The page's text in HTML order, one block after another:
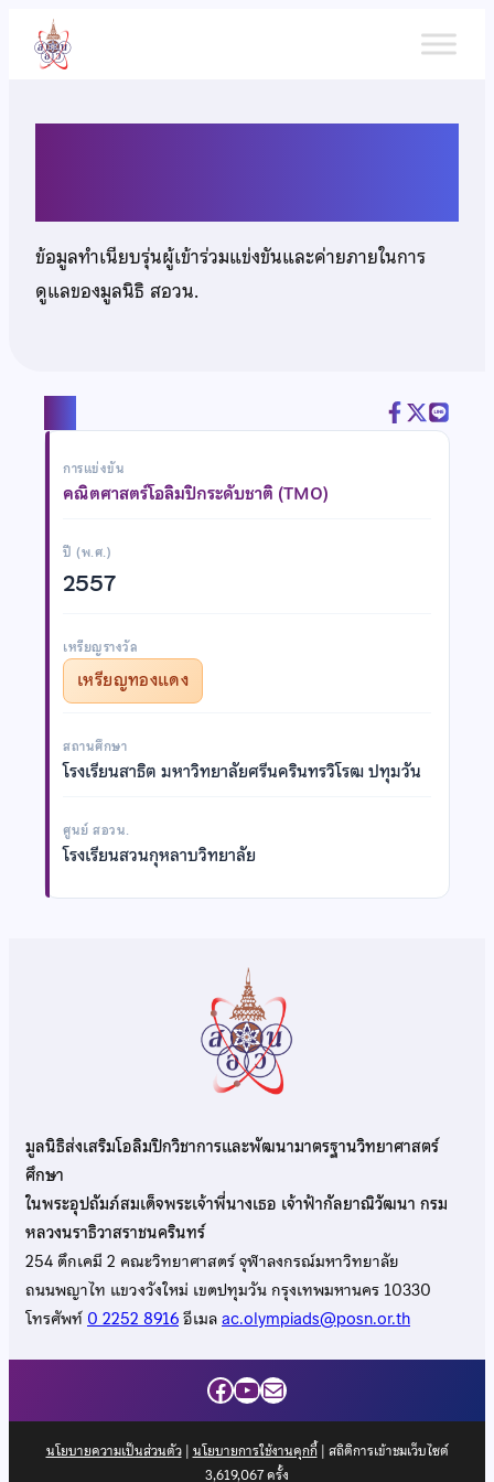
เนื้อหา
ข้อมูลทำเนียบรุ่นผู้เข้าร่วมแข่งขันและค่ายภายในการ
ดูแลของมูลนิธิ สอวน.
การแข่งขัน
คณิตศาสตร์โอลิมปิกระดับชาติ (TMO)
ปี (พ.ศ.)
2557
เหรียญรางวัล
เหรียญทองแดง
สถานศึกษา
โรงเรียนสาธิต มหาวิทยาลัยศรีนครินทรวิโรฒ ปทุมวัน
ศูนย์ สอวน.
โรงเรียนสวนกุหลาบวิทยาลัย
มูลนิธิส่งเสริมโอลิมปิกวิชาการและพัฒนามาตรฐานวิทยาศาสตร์
ศึกษา
ในพระอุปถัมภ์สมเด็จพระเจ้าพี่นางเธอ เจ้าฟ้ากัลยาณิวัฒนา กรม
หลวงนราธิวาสราชนครินทร์
254 ตึกเคมี 2 คณะวิทยาศาสตร์ จุฬาลงกรณ์มหาวิทยาลัย
ถนนพญาไท แขวงวังใหม่ เขตปทุมวัน กรุงเทพมหานคร 10330
โทรศัพท์0 2252 8916อีเมลac.olympiads@posn.or.th
Facebook
YouTube
Mail
นโยบายความเป็นส่วนตัว| นโยบายการใช้งานคุกกี้| สถิติการเข้าชมเว็บไซต์
3,619,067ครั้ง